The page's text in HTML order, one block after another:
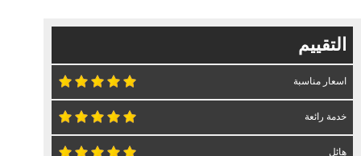
التقييم
اسعار مناسبة
خدمة رائعة
هائل